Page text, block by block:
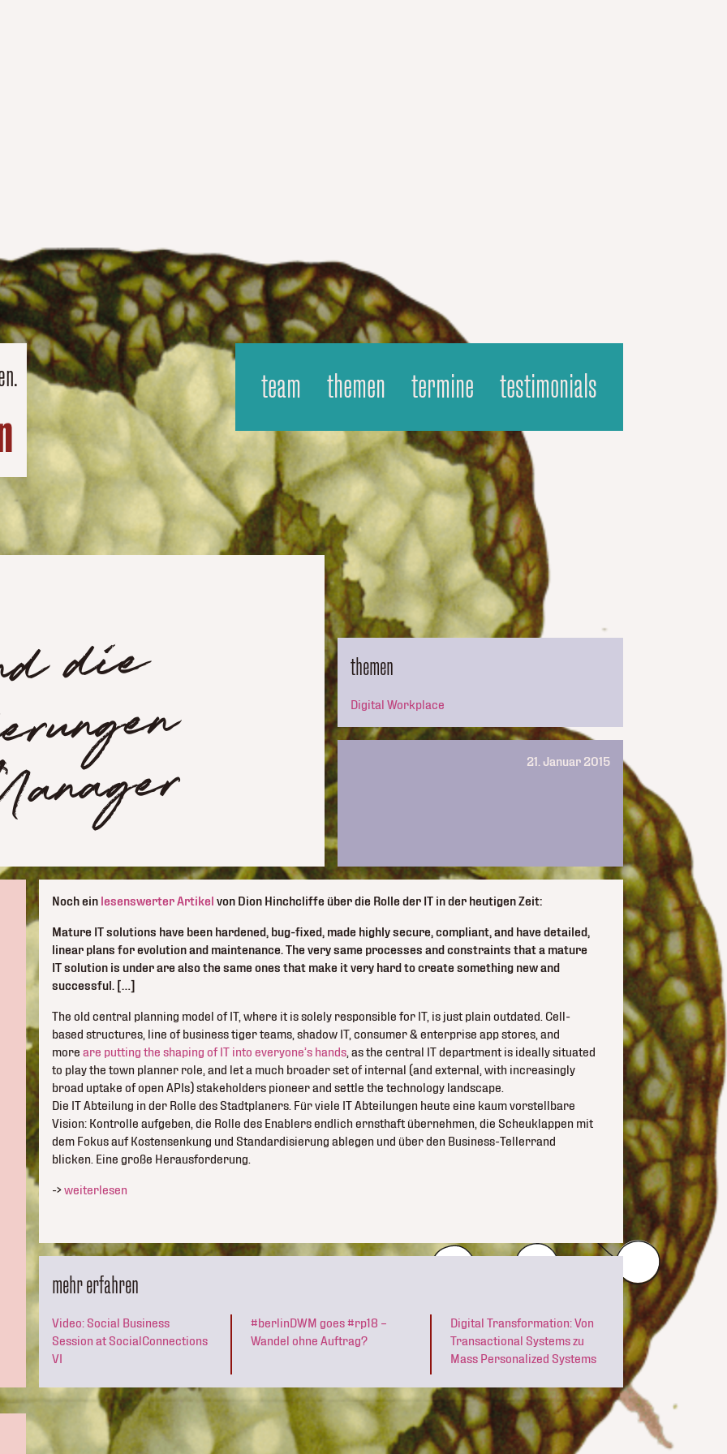
team themen termine testimonials
21. Januar 2015
Noch ein lesenswerter Artikel von Dion Hinchcliffe über die Rolle der IT in der heutigen Zeit:
Mature IT solutions have been hardened, bug-fixed, made highly secure, compliant, and have detailed,
linear plans for evolution and maintenance. The very same processes and constraints that a mature
IT solution is under are also the same ones that make it very hard to create something new and
successful. […]
The old central planning model of IT, where it is solely responsible for IT, is just plain outdated. Cell-
based structures, line of business tiger teams, shadow IT, consumer & enterprise app stores, and
more are putting the shaping of IT into everyone’s hands, as the central IT department is ideally situated
to play the town planner role, and let a much broader set of internal (and external, with increasingly
broad uptake of open APIs) stakeholders pioneer and settle the technology landscape.
Die IT Abteilung in der Rolle des Stadtplaners. Für viele IT Abteilungen heute eine kaum vorstellbare
Vision: Kontrolle aufgeben, die Rolle des Enablers endlich ernsthaft übernehmen, die Scheuklappen mit
dem Fokus auf Kostensenkung und Standardisierung ablegen und über den Business-Tellerrand
blicken. Eine große Herausforderung.
->weiterlesen
themen
Digital Workplace
mehr erfahren
Video: Social Business
Session at SocialConnections
VI
#berlinDWM goes #rp18 –
Wandel ohne Auftrag?
Digital Transformation: Von
Transactional Systems zu
Mass Personalized Systems